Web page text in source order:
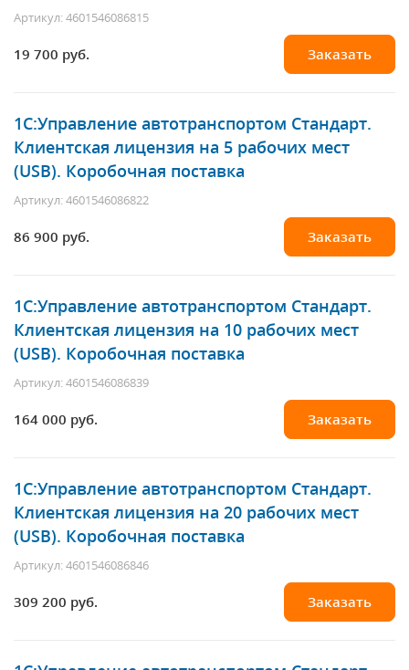
Артикул: 4601546086815
19 700 руб. Заказать
1С:Управление автотранспортом Стандарт.
Клиентская лицензия на 5 рабочих мест
(USB). Коробочная поставка
Артикул: 4601546086822
86 900 руб. Заказать
1С:Управление автотранспортом Стандарт.
Клиентская лицензия на 10 рабочих мест
(USB). Коробочная поставка
Артикул: 4601546086839
164 000 руб. Заказать
1С:Управление автотранспортом Стандарт.
Клиентская лицензия на 20 рабочих мест
(USB). Коробочная поставка
Артикул: 4601546086846
309 200 руб. Заказать